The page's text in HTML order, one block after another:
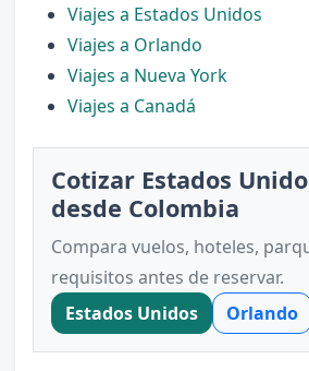
Viajes a Estados Unidos
Viajes a Orlando
Viajes a Nueva York
Viajes a Canadá
Cotizar Estados
desde Colombia
Compara vuelos, hoteles,
requisitos antes de reservar.
Estados Unidos
Orlando